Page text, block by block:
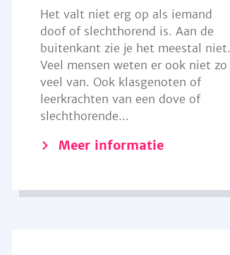
Het valt niet erg op als iemand
doof of slechthorend is. Aan de
buitenkant zie je het meestal niet.
Veel mensen weten er ook niet zo
veel van. Ook klasgenoten of
leerkrachten van een dove of
slechthorende...
Meer informatie